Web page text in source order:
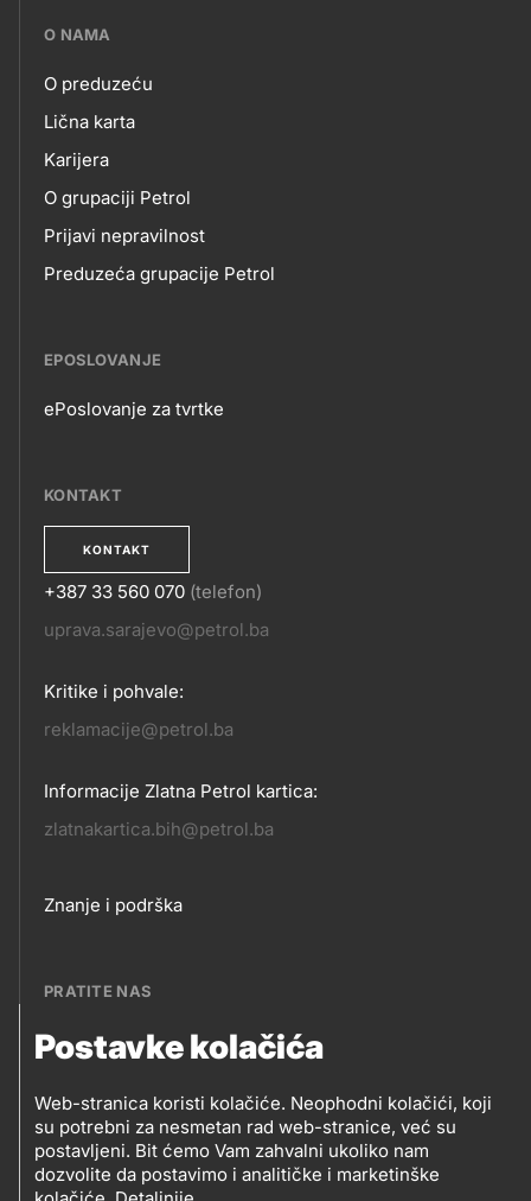
Postavke kolačića
Web-stranica koristi kolačiće. Neophodni kolačići, koji
su potrebni za nesmetan rad web-stranice, već su
postavljeni. Bit ćemo Vam zahvalni ukoliko nam
dozvolite da postavimo i analitičke i marketinške
???
skupno.footer-
title???
O NAMA
O
NAMA
O preduzeću
Lična karta
Karijera
O grupaciji Petrol
Prijavi nepravilnost
Preduzeća grupacije Petrol
EPOSLOVANJE
ePoslovanje za tvrtke
KONTAKT
KONTAKT
KONTAKT
+387 33 560 070 (telefon)
uprava.sarajevo@petrol.ba
Kritike i pohvale:
reklamacije@petrol.ba
Informacije Zlatna Petrol kartica:
zlatnakartica.bih@petrol.ba
Footer
Znanje i podrška
PRATITE NAS
PRATITE
NAS
Petrol BH Oil Company, d.o.o.
Džemala Bijedića 202, 71210 Ilidža, Sarajevo